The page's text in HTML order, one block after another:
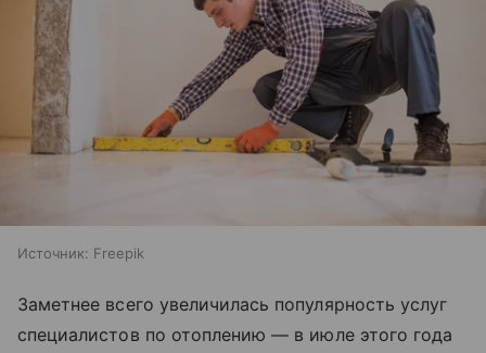
Источник: Freepik
Заметнее всего увеличилась популярность услуг
специалистов по отоплению — в июле этого года